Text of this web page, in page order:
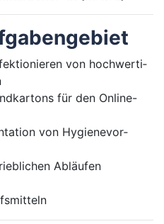
von hoch­wer­ti­
für den On­li­ne-
von Hy­gie­ne­vor­
Ab­läu­fen